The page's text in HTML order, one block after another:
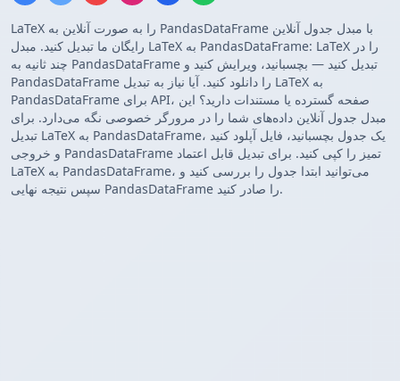
LaTeX را به صورت آنلاین به PandasDataFrame با مبدل جدول آنلاین
رایگان ما تبدیل کنید. مبدل LaTeX به PandasDataFrame: LaTeX را در
چند ثانیه به PandasDataFrame تبدیل کنید — بچسبانید، ویرایش کنید و
PandasDataFrame را دانلود کنید. آیا نیاز به تبدیل LaTeX به
PandasDataFrame برای API، صفحه گسترده یا مستندات دارید؟ این
مبدل جدول آنلاین داده‌های شما را در مرورگر خصوصی نگه می‌دارد. برای
تبدیل LaTeX به PandasDataFrame، یک جدول بچسبانید، فایل آپلود کنید
و خروجی PandasDataFrame تمیز را کپی کنید. برای تبدیل قابل اعتماد
LaTeX به PandasDataFrame، می‌توانید ابتدا جدول را بررسی کنید و
سپس نتیجه نهایی PandasDataFrame را صادر کنید.